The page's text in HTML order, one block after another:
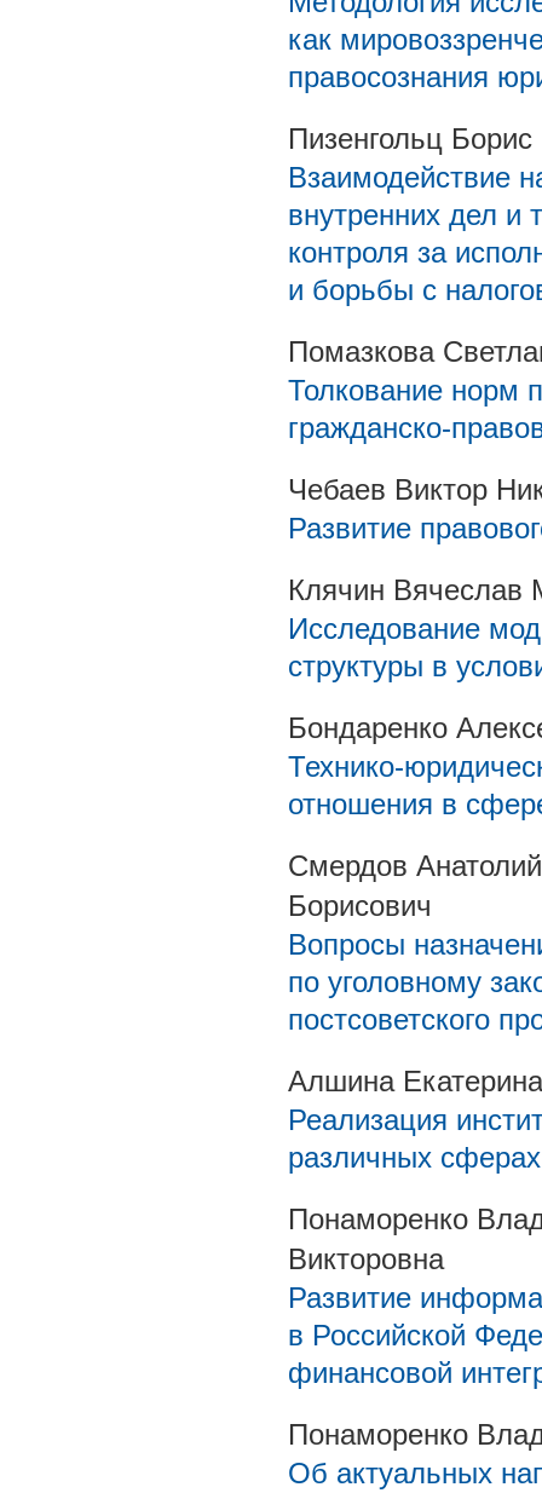
как
правосознания
Пизенгольц
Взаимодействие
внутренних дел и
контроля за
и борьбы с
Помазкова
Толкование норм
гражданско-
Чебаев Виктор
Развитие
Клячин Вячеслав
Исследование
структуры в
Бондаренко
Технико-
отношения в
Смердов
Борисович
Вопросы
по уголовному
постсоветского
Алшина
Реализация
различных
Понаморенко
Викторовна
Развитие
в Российской
финансовой
Понаморенко
Об актуальных